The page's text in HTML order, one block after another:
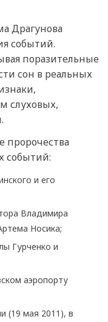
Драгунова
событий.
поразительные
сон в реальных
слуховых,
пророчества
событий:
и его
Владимира
Носика;
Гурченко и
аэропорту
(19 мая 2011), в